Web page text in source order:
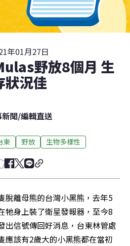
年01月27日
野放8個月 生
狀況佳
聞/編輯直送
東 野放 生物多樣性
脫離母熊的台灣小黑熊，去年5
牠身上裝了衛星發報器，至今8
出信號傳回好消息，台東林管處
應該有2歲大的小黑熊都在當初